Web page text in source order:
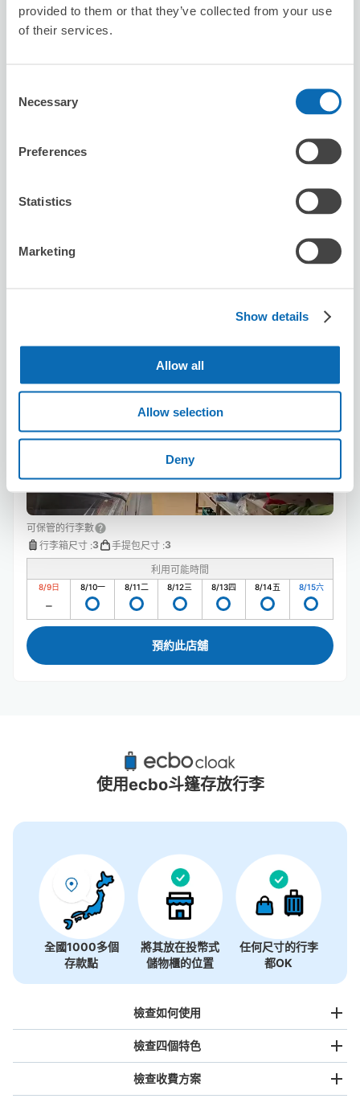
provided to them or that they’ve collected from your use
of their services.
Selection
Necessary
Preferences
Statistics
Marketing
Show details
Allow all
Allow selection
Deny
本日營業時間: 10:30〜18:30
可保管的行李數
8/15六
Chợ Việt Kita koshigaya
从kitakoshigaya站步行2分钟。
本日營業時間: 09:00〜22:00
可保管的行李數
行李箱尺寸 :3 手提包尺寸 :3
利用可能時間
8/9日 8/10一 8/11二 8/12三 8/13四 8/14五 8/15六
預約此店舖
Aeon Lake Town附近推薦的寄物櫃
4個投幣式置物櫃
使用ecbo斗篷存放行李
全國1000多個
存款點
將其放在投幣式
儲物櫃的位置
任何尺寸的行李
都OK
檢查如何使用
檢查四個特色
檢查收費方案